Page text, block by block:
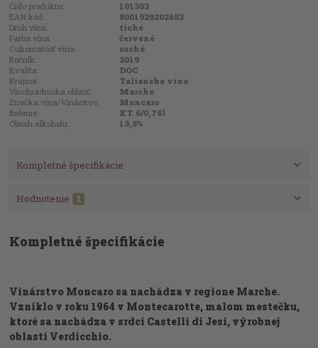
Číslo produktu:
101353
EAN kód:
8001929202652
Druh vína:
tiché
Farba vína:
červené
Cukornatosť vína:
suché
Ročník:
2019
Kvalita:
DOC
Krajina:
Talianske víno
Vinohradnícka oblasť:
Marche
Značka vína/Vinárstvo:
Moncaro
Balenie:
KT. 6/0,75l
Obsah alkoholu:
13,5%
Kompletné špecifikácie
Hodnotenie 1
Kompletné špecifikácie
Vinárstvo Moncaro sa nachádza v regione Marche.
Vzniklo v roku 1964 v Montecarotte, malom mestečku,
ktoré sa nachádza v srdci Castelli di Jesi, výrobnej
oblasti Verdicchio.